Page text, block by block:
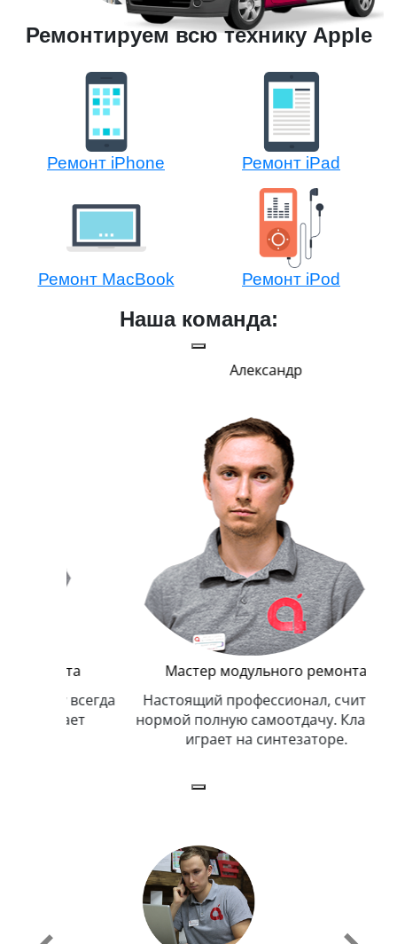
Ремонтируем всю технику Apple
Ремонт iPhone Ремонт iPad
Ремонт MacBook Ремонт iPod
Наша команда:
Александр
Мастер модульного ремонта
Настоящий профессионал, считает
нормой полную самоотдачу. Классно
играет на синтезаторе.